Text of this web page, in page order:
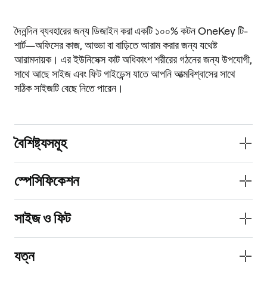
দৈনন্দিন ব্যবহারের জন্য ডিজাইন করা একটি ১০০% কটন OneKey টি-
শার্ট—অফিসের কাজ, আড্ডা বা বাড়িতে আরাম করার জন্য যথেষ্ট
আরামদায়ক। এর ইউনিসেক্স কাট অধিকাংশ শরীরের গঠনের জন্য উপযোগী,
সাথে আছে সাইজ এবং ফিট গাইডেন্স যাতে আপনি আত্মবিশ্বাসের সাথে
সঠিক সাইজটি বেছে নিতে পারেন।
বৈশিষ্ট্যসমূহ
স্পেসিফিকেশন
সাইজ ও ফিট
যত্ন